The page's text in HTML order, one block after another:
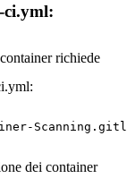
ci.yml:
richiede
dei container